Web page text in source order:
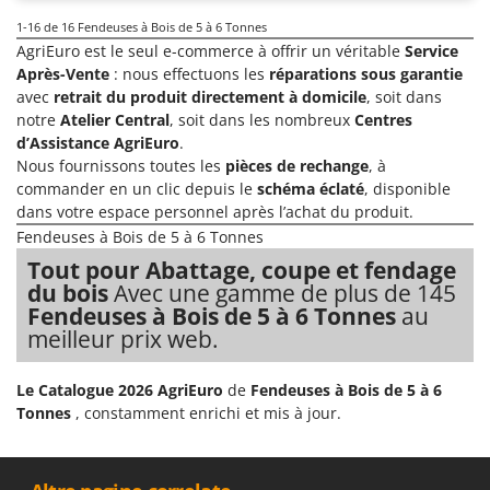
1-16 de 16 Fendeuses à Bois de 5 à 6 Tonnes
AgriEuro est le seul e-commerce à offrir un véritable Service
Après-Vente : nous effectuons les réparations sous garantie
avec retrait du produit directement à domicile, soit dans
notre Atelier Central, soit dans les nombreux Centres
d’Assistance AgriEuro.
Nous fournissons toutes les pièces de rechange, à
commander en un clic depuis le schéma éclaté, disponible
dans votre espace personnel après l’achat du produit.
Fendeuses à Bois de 5 à 6 Tonnes
Tout pour Abattage, coupe et fendage
du boisAvec une gamme de plus de 145
Fendeuses à Bois de 5 à 6 Tonnes au
meilleur prix web.
Le Catalogue 2026 AgriEuro de Fendeuses à Bois de 5 à 6
Tonnes , constamment enrichi et mis à jour.